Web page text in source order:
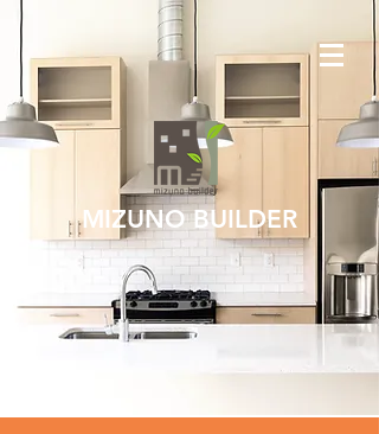
MIZUNO BUILDER